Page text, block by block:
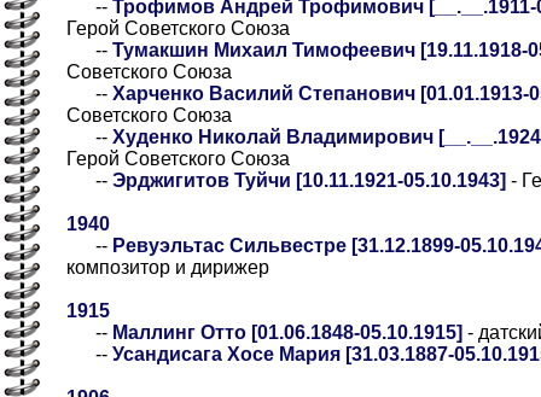
-- Трофимов Андрей Трофимович [__.__.1911-
Герой Советского Союза
-- Тумакшин Михаил Тимофеевич [19.11.1918-
Советского Союза
-- Харченко Василий Степанович [01.01.1913-
Советского Союза
-- Худенко Николай Владимирович
Герой Советского Союза
-- Эрджигитов Туйчи [10.11.1921-05.10.1943] -
1940
-- Ревуэльтас Сильвестре [31.12.1899-
композитор и дирижер
1915
-- Маллинг Отто [01.06.1848-05.10.1915] -
-- Усандисага Хосе Мария [31.03.1887-